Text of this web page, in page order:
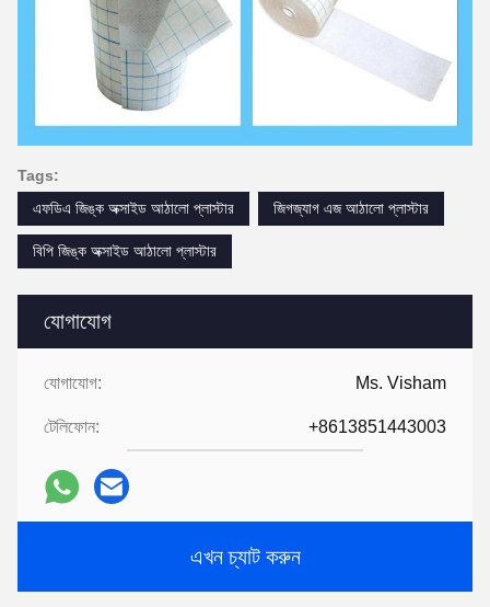
যোগাযোগ
যোগাযোগ: Ms. Visham
টেলিফোন: +8613851443003
এখন চ্যাট করুন
Tags:
এফডিএ জিঙ্ক অক্সাইড আঠালো প্লাস্টার
জিগজ্যাগ এজ আঠালো প্লাস্টার
বিপি জিঙ্ক অক্সাইড আঠালো প্লাস্টার